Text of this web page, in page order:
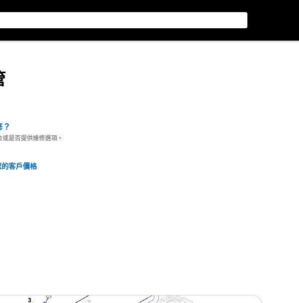
是否提供維修選項。
客戶價格